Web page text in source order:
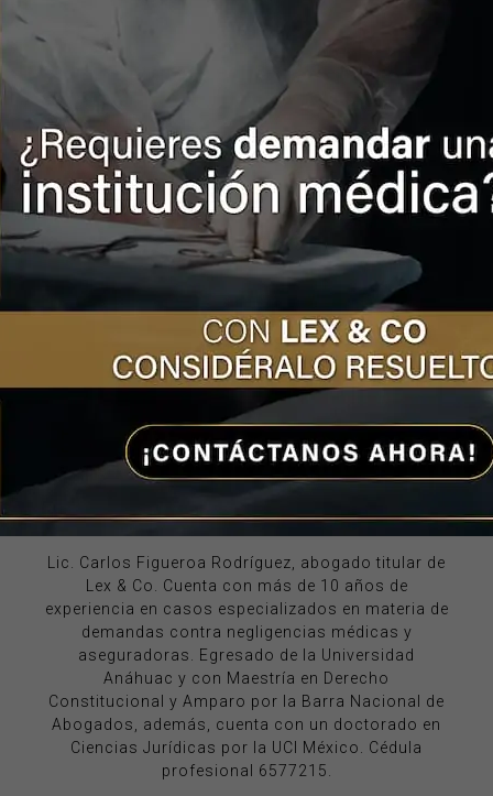
Así como estos casos lamentablemente hay
muchos, si usted ha sido víctima de
negligencia médica en Lex & Co tenemos a
los mejores especialistas para ayudarlo a
procesar su caso y recibir la orientación que
se merece, contáctenos y lo ayudaremos a
resolver su situación.
Lic. Carlos Figueroa Rodríguez
Lic. Carlos Figueroa Rodríguez, abogado titular de
Lex & Co. Cuenta con más de 10 años de
experiencia en casos especializados en materia de
demandas contra negligencias médicas y
aseguradoras. Egresado de la Universidad
Anáhuac y con Maestría en Derecho
Constitucional y Amparo por la Barra Nacional de
Abogados, además, cuenta con un doctorado en
Ciencias Jurídicas por la UCI México. Cédula
profesional 6577215.